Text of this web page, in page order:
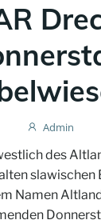
Admin
des
slawischen
Namen